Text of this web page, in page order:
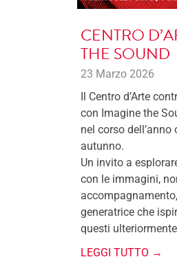
CENTRO
THE SOUND
23 Marzo 2026
Il Centro d’Arte
con Imagine the
nel corso
autunno.
Un invito a
con le immagini,
generatrice che
questi
LEGGI TUTTO →